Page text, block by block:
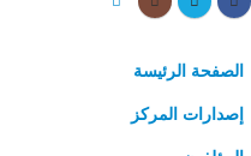
الصفحة الرئيسة
إصدارات المركز